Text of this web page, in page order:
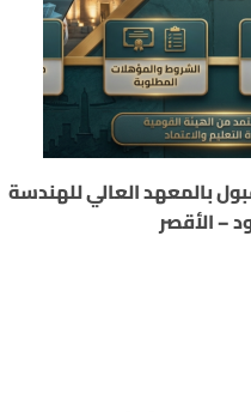
بالمعهد العالي للهندسة
– الأقصر